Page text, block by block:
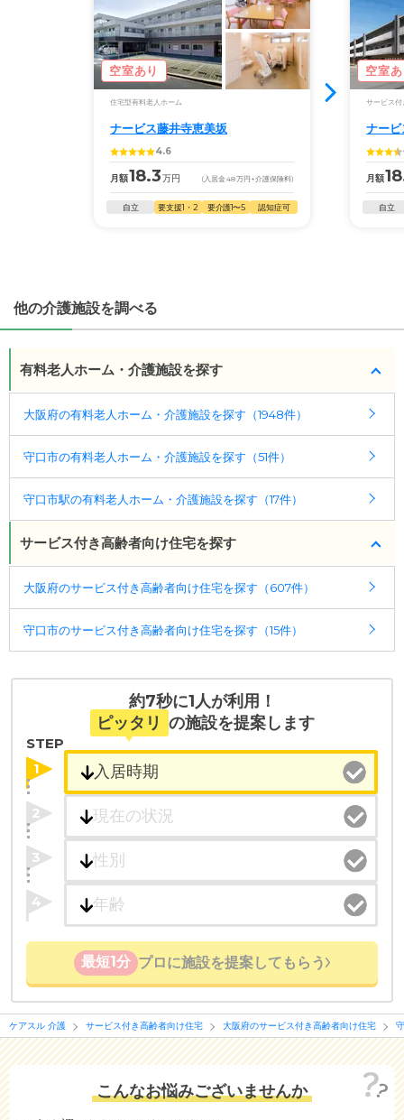
入居相談：0120-579-721（無料）
受付時間：10：00～19：00
・全国10000件の介護施設情報を掲載
幅広い選択肢の中から、条件にあった施設を選ぶ
ことができます。
・こだわりの条件や医療体制から施設を探せる
たとえば「カラオケ」「麻雀」が楽しめる施設、
「夫婦入居可」の施設、「看取り可」の施設など、
◎ケアスル 介護の3つの特徴
・経験豊富な入居相談員が完全無料で施設探しをサ
入居相談：0120-579-721（無料）
・全国10000件の介護施設情報を掲載
幅広い選択肢の中から、条件にあった施設を選ぶ
ことができます。
から 徒歩 3 分 その他： 京阪本線滝井駅・土居駅か
ら徒歩７分
空室あり
住宅型有料老人ホーム
ナービス藤井寺恵美坂
4.6
月額18.3万円 (入居金48万円 +介護保険料)
自立 要支援1・2 要介護1〜5 認知症可
空室
サービス付
ナー
月額
自立
他の介護施設を調べる
有料老人ホーム・介護施設を探す
大阪府の有料老人ホーム・介護施設を探す（1948件）
守口市の有料老人ホーム・介護施設を探す（51件）
守口市駅の有料老人ホーム・介護施設を探す（17件）
サービス付き高齢者向け住宅を探す
大阪府のサービス付き高齢者向け住宅を探す（607件）
守口市のサービス付き高齢者向け住宅を探す（15件）
約7秒に1人が利用！
ピッタリ の施設を提案します
STEP
1
2
3
4
最短1分 プロに施設を提案してもらう
ケアスル 介護 サービス付き高齢者向け住宅 大阪府のサービス付き高齢者向け住宅
こんなお悩みございませんか